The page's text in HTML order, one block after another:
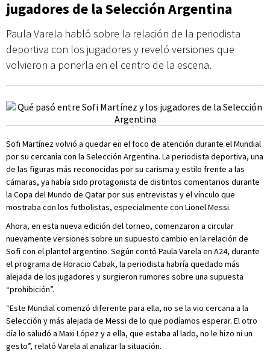
jugadores de la Selección Argentina
Paula Varela habló sobre la relación de la periodista
deportiva con los jugadores y reveló versiones que
volvieron a ponerla en el centro de la escena.
Sofi Martínez volvió a quedar en el foco de atención durante el Mundial
por su cercanía con la Selección Argentina. La periodista deportiva, una
de las figuras más reconocidas por su carisma y estilo frente a las
cámaras, ya había sido protagonista de distintos comentarios durante
la Copa del Mundo de Qatar por sus entrevistas y el vínculo que
mostraba con los futbolistas, especialmente con Lionel Messi.
Ahora, en esta nueva edición del torneo, comenzaron a circular
nuevamente versiones sobre un supuesto cambio en la relación de
Sofi con el plantel argentino. Según contó Paula Varela en A24, durante
el programa de Horacio Cabak, la periodista habría quedado más
alejada de los jugadores y surgieron rumores sobre una supuesta
“prohibición”.
“Este Mundial comenzó diferente para ella, no se la vio cercana a la
Selección y más alejada de Messi de lo que podíamos esperar. El otro
día lo saludó a Maxi López y a ella, que estaba al lado, no le hizo ni un
gesto”, relató Varela al analizar la situación.